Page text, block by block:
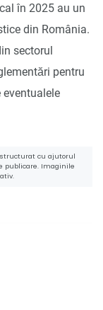
în 2025 au un
din România.
sectorul
pentru
cu ajutorul
publicare. Imaginile